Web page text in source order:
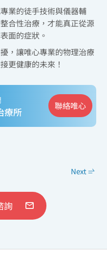
業的徒手技術與儀器輔
合性治療，才能真正從源
面的症狀。
，讓唯心專業的物理治療
更健康的未來！
療所
聯絡唯心
詢
Next